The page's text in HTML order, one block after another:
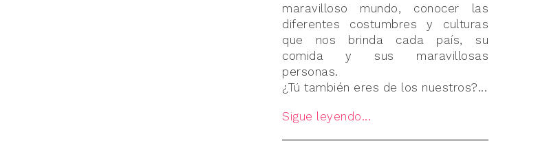
maravilloso mundo, conocer las
diferentes costumbres y culturas
que nos brinda cada país, su
comida y sus maravillosas
personas.
¿Tú también eres de los nuestros?...
Sigue leyendo...